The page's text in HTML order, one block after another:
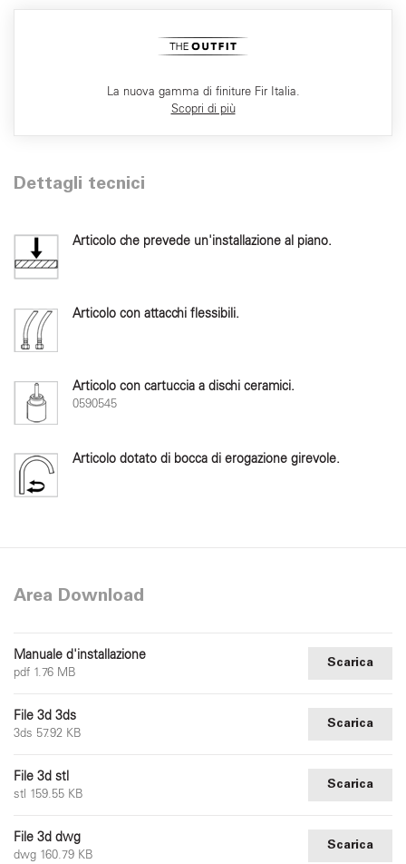
La nuova gamma di finiture Fir Italia.
Scopri di più
Dettagli tecnici
Articolo che prevede un'installazione al piano.
Articolo con attacchi flessibili.
Articolo con cartuccia a dischi ceramici.
0590545
Articolo dotato di bocca di erogazione girevole.
Area Download
Manuale d'installazione
pdf 1.76 MB
Scarica
File 3d 3ds
3ds 57.92 KB
Scarica
File 3d stl
stl 159.55 KB
Scarica
File 3d dwg
dwg 160.79 KB
Scarica